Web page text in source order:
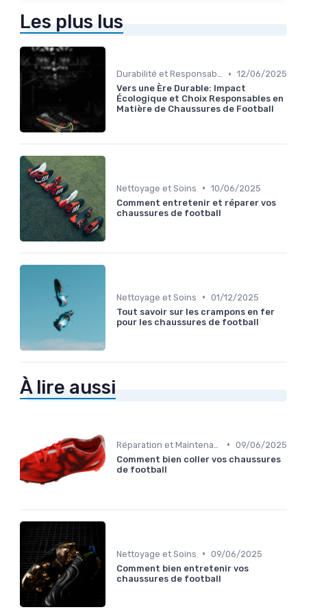
Les plus lus
Durabilité et Responsabilité Écologique • 12/06/2025
Vers une Ère Durable: Impact
Écologique et Choix Responsables en
Matière de Chaussures de Football
Nettoyage et Soins • 10/06/2025
Comment entretenir et réparer vos
chaussures de football
Nettoyage et Soins • 01/12/2025
Tout savoir sur les crampons en fer
pour les chaussures de football
À lire aussi
• 09/06/2025
Comment bien coller vos chaussures
de football
Nettoyage et Soins • 09/06/2025
Comment bien entretenir vos
chaussures de football